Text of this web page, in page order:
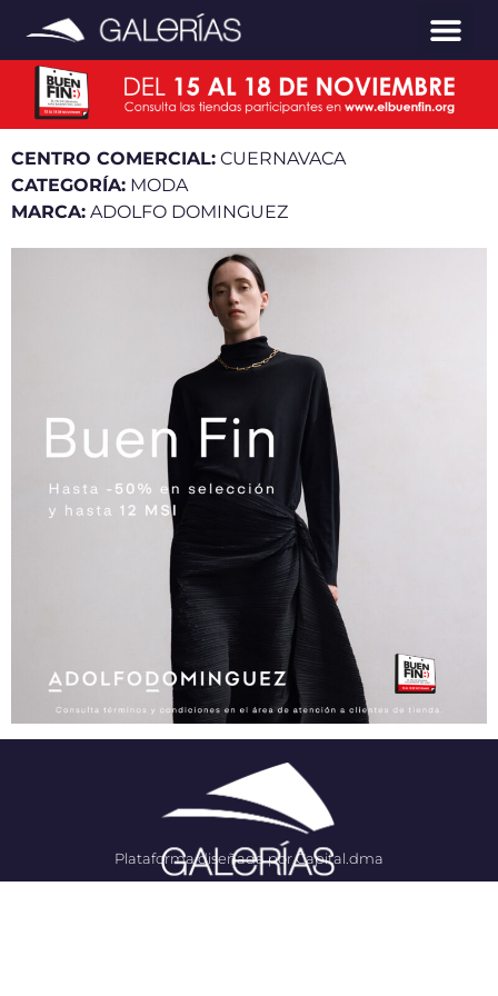
CENTRO COMERCIAL: CUERNAVACA
CATEGORÍA: MODA
MARCA: ADOLFO DOMINGUEZ
Plataforma diseñada por Capital.dma